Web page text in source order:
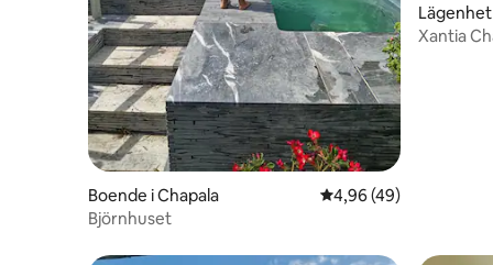
Boende i Chapala 4,96 av 5 i
4,96 (49)
Björnhuset
Xantia